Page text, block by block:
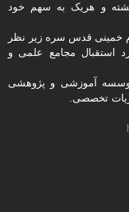
و هریک به سهم خود
خمینی قدس سره زیر نظر
که مورد استقبال مجامع علمی و
موسسه آموزشی و پژوهشی
تخصصی.